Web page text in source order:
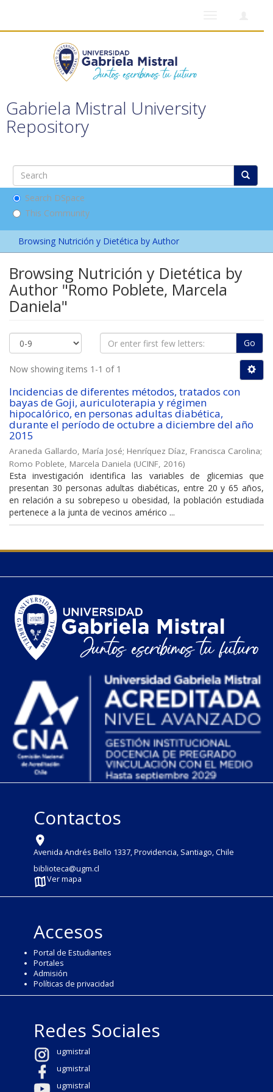
Gabriela Mistral University
Repository
Search DSpace
This Community
Browsing Nutrición y Dietética by Author
Browsing Nutrición y Dietética by
Author "Romo Poblete, Marcela
Daniela"
Go
Now showing items 1-1 of 1
Incidencias de diferentes métodos, tratados con
bayas de Goji, auriculoterapia y régimen
hipocalórico, en personas adultas diabética,
durante el período de octubre a diciembre del año
2015
Araneda Gallardo, María José; Henríquez Díaz, Francisca Carolina;
Romo Poblete, Marcela Daniela (UCINF, 2016)
Esta investigación identifica las variables de glicemias que
presentan 30 personas adultas diabéticas, entre 20 y 65 años,
en relación a su sobrepeso u obesidad, la población estudiada
pertenece a la junta de vecinos américo ...
Contactos
Avenida Andrés Bello 1337, Providencia, Santiago, Chile
biblioteca@ugm.cl
Ver mapa
Accesos
Portal de Estudiantes
Portales
Admisión
Políticas de privacidad
Redes Sociales
ugmistral
ugmistral
ugmistral